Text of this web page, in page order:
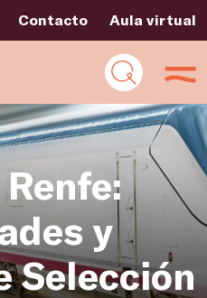
Contacto Aula virtual
y
Selección